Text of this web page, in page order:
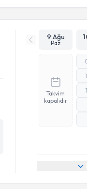
9 Ağu
Paz
Takvim
kapalıdır